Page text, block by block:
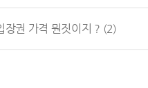
장권 가격 뭔짓이지 ? (2)